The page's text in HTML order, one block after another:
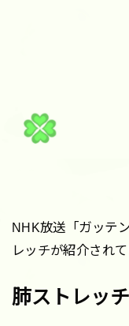
NHK放送「ガッテ
レッチが紹介されて
肺ストレッチ